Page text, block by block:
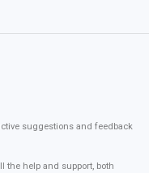
suggestions and feedback
the help and support, both